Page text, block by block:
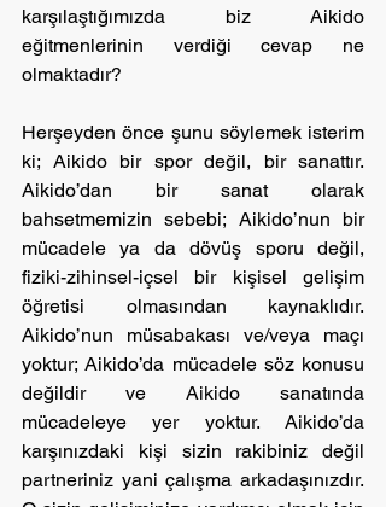
karşılaştığımızda biz Aikido
eğitmenlerinin verdiği cevap ne
olmaktadır?
Herşeyden önce şunu söylemek isterim
ki; Aikido bir spor değil, bir sanattır.
Aikido’dan bir sanat olarak
bahsetmemizin sebebi; Aikido’nun bir
mücadele ya da dövüş sporu değil,
fiziki-zihinsel-içsel bir kişisel gelişim
öğretisi olmasından kaynaklıdır.
Aikido’nun müsabakası ve/veya maçı
yoktur; Aikido’da mücadele söz konusu
değildir ve Aikido sanatında
mücadeleye yer yoktur. Aikido’da
karşınızdaki kişi sizin rakibiniz değil
partneriniz yani çalışma arkadaşınızdır.